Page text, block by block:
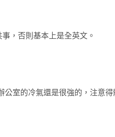
，否則基本上是全英文。
公室的冷氣還是很強的，注意得